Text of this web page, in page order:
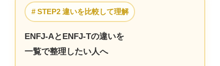
# STEP2 違いを比較して理解
ENFJ-AとENFJ-Tの違いを
一覧で整理したい人へ